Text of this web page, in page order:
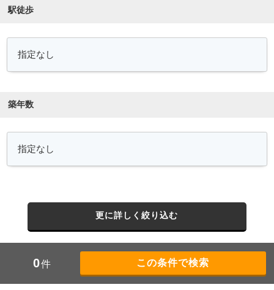
駅徒歩
築年数
更に詳しく絞り込む
0件